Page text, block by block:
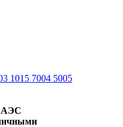
1015 7004 5005